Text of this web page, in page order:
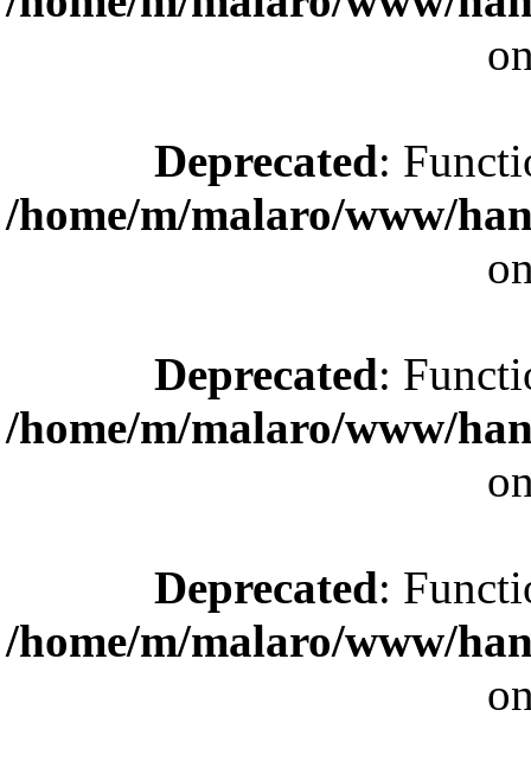
Deprecated:
/home/m/malaro/www/
Deprecated:
/home/m/malaro/www/
Deprecated:
/home/m/malaro/www/